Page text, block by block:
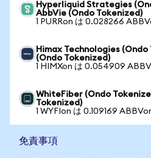
Hyperliquid Strategies
AbbVie (Ondo Tokenized)
1 PURRon は 0.028266
Himax Technologies
(Ondo Tokenized)
1 HIMXon は 0.054909
WhiteFiber (Ondo
Tokenized)
1 WYFIon は 0.109169
免責事項